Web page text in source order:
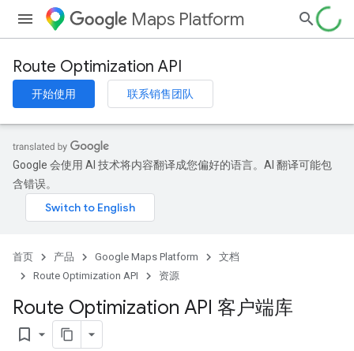
Maps Platform
Route Optimization API
开始使用 联系销售团队
Google 会使用 AI 技术将内容翻译成您偏好的语言。AI 翻译可能包
含错误。
首页 产品 Google Maps Platform
文档
Route Optimization API
资源
Route Optimization API 客户端库
bookmark_border